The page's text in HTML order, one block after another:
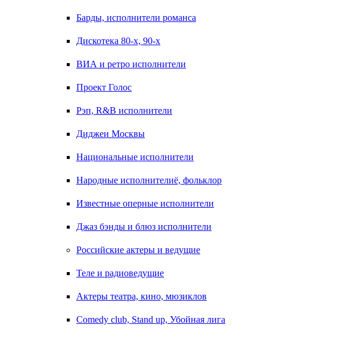
Барды, исполнители романса
Дискотека 80-х, 90-х
ВИА и ретро исполнители
Проект Голос
Рэп, R&B исполнители
Диджеи Москвы
Национальные исполнители
Народные исполнителиё, фольклор
Известные оперные исполнители
Джаз бэнды и блюз исполнители
Российские актеры и ведущие
Теле и радиоведущие
Актеры театра, кино, мюзиклов
Comedy club, Stand up, Убойная лига